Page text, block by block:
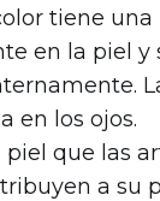
tiene
en la piel y
en los ojos.
que las
a su